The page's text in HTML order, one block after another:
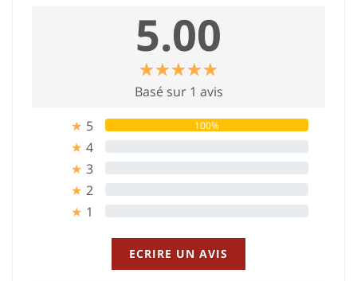
5.00
☆☆☆☆☆
★★★★★
Basé sur 1 avis
★ 5 100%
★ 4
★ 3
★ 2
★ 1
ECRIRE UN AVIS